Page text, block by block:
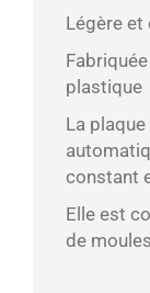
Légère
plastique
La
constant
Elle est
de moules